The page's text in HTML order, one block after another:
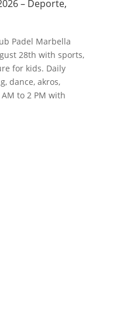
– Deporte,
Padel Marbella
28th with sports,
for kids. Daily
dance, akros,
to 2 PM with